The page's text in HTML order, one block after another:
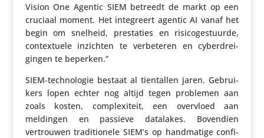
Vision One Agentic SIEM betreedt de markt op een
cruciaal moment. Het inte­greert agentic AI vanaf het
begin om snelheid, pres­ta­ties en risi­co­gestuurde,
contex­tuele inzichten te verbe­teren en cyber­drei­
gingen te beperken.”
SIEM-tech­no­logie bestaat al tien­tallen jaren. Gebrui­
kers lopen echter nog altijd tegen problemen aan
zoals kosten, complexi­teit, een overvloed aan
meldingen en passieve datalakes. Bovendien
vertrouwen tradi­ti­o­nele SIEM’s op hand­ma­tige confi­